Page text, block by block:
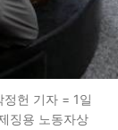
헌 기자 = 1일
징용 노동자상